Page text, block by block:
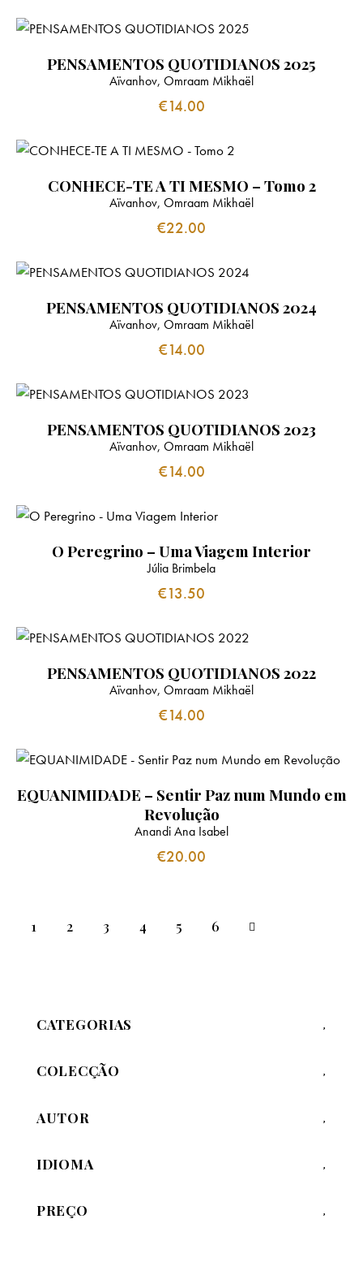
PENSAMENTOS QUOTIDIANOS 2025
Aïvanhov, Omraam Mikhaël
€14.00
CONHECE-TE A TI MESMO – Tomo 2
Aïvanhov, Omraam Mikhaël
€22.00
PENSAMENTOS QUOTIDIANOS 2024
Aïvanhov, Omraam Mikhaël
€14.00
PENSAMENTOS QUOTIDIANOS 2023
Aïvanhov, Omraam Mikhaël
€14.00
O Peregrino – Uma Viagem Interior
Júlia Brimbela
€13.50
PENSAMENTOS QUOTIDIANOS 2022
Aïvanhov, Omraam Mikhaël
€14.00
EQUANIMIDADE – Sentir Paz num Mundo em
Revolução
Anandi Ana Isabel
€20.00
1 2 3 4 5 6
→
CATEGORIAS
COLECÇÃO
AUTOR
IDIOMA
PREÇO